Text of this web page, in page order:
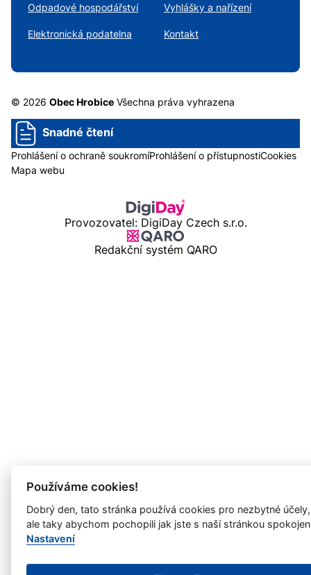
Odpadové hospodářství Vyhlášky a nařízení
Elektronická podatelna Kontakt
© 2026 Obec Hrobice Všechna práva vyhrazena
Snadné čtení
Prohlášení o ochraně soukromíProhlášení o přístupnostiCookies
Mapa webu
Provozovatel: DigiDay Czech s.r.o.
Redakční systém QARO
Používáme cookies!
Dobrý den, tato stránka používá cookies pro nezbytné účely,
ale taky abychom pochopili jak jste s naší stránkou
Nastavení